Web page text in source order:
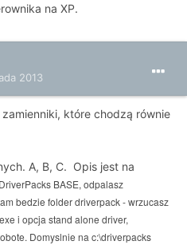
na XP.
2013
które chodzą równie
A, B, C. Opis jest na
DriverPacks BASE, odpalasz
bedzie folder driverpack - wrzucasz
i opcja stand alone driver,
Domyslnie na c:\driverpacks